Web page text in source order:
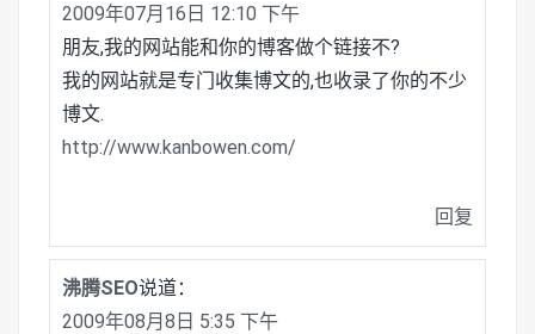
2009年07月16日 12:10 下午
朋友,我的网站能和你的博客做个链接不?
我的网站就是专门收集博文的,也收录了你的不少
博文.
http://www.kanbowen.com/
回复
沸腾SEO说道：
2009年08月8日 5:35 下午